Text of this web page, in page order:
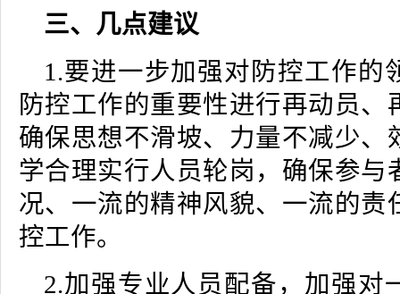
三、几点建议
1.要进一步加强对防控工作的
防控工作的重要性进行再动员、
确保思想不滑坡、力量不减少、
学合理实行人员轮岗，确保参与
况、一流的精神风貌、一流的责
控工作。
2.加强专业人员配备，加强对